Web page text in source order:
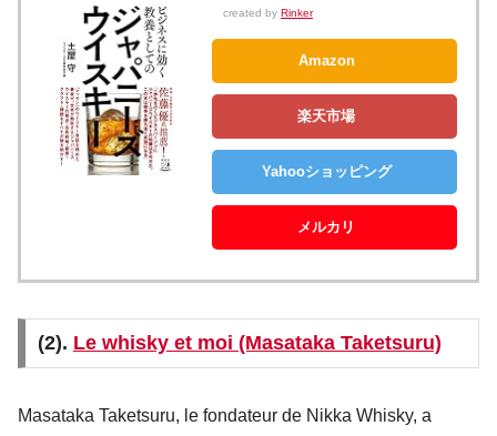
created by Rinker
Amazon
楽天市場
Yahooショッピング
メルカリ
(2). Le whisky et moi (Masataka Taketsuru)
Masataka Taketsuru, le fondateur de Nikka Whisky, a